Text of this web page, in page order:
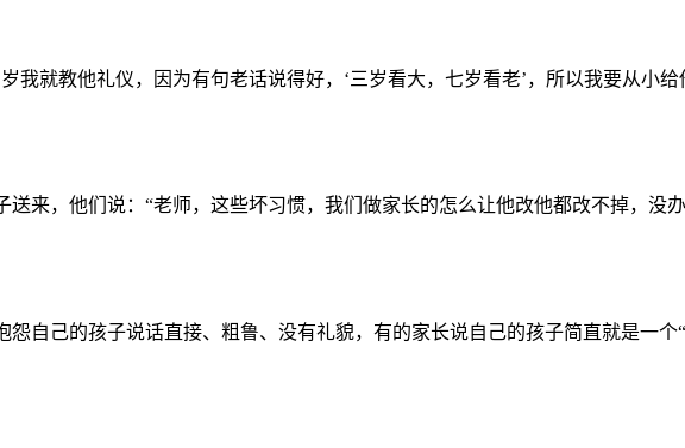
我就教他礼仪，因为有句老话说得好，‘三岁看大，七岁看老’，所以我要从小
来，他们说：“老师，这些坏习惯，我们做家长的怎么让他改他都改不掉，没
自己的孩子说话直接、粗鲁、没有礼貌，有的家长说自己的孩子简直就是一个